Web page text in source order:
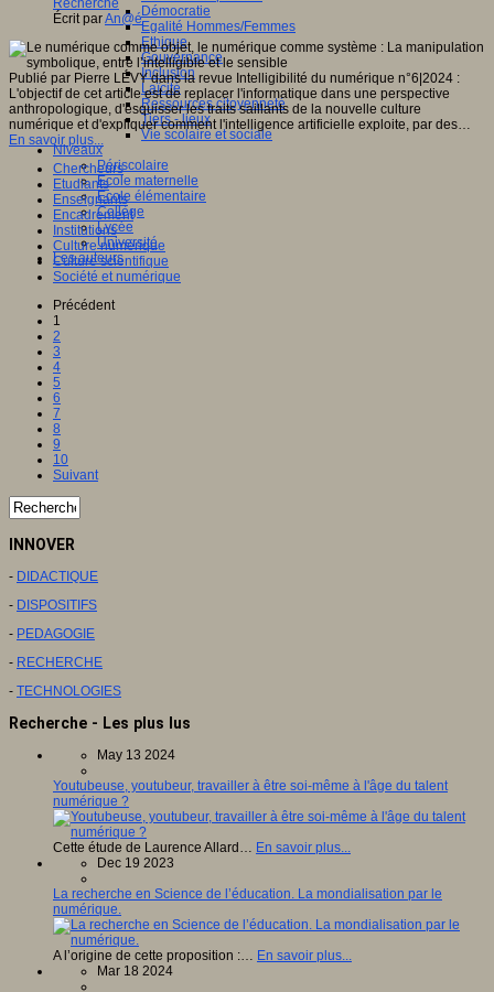
Démocratie
Egalité Hommes/Femmes
Ethique
Gouvernance
Inclusion
Laïcité
Ressources citoyenneté
Tiers - lieux
Vie scolaire et sociale
Niveaux
Périscolaire
Ecole maternelle
Ecole élémentaire
Collège
Lycée
Université
Les auteurs
Recherche
Écrit parAn@é
Publié par Pierre LÉVY dans la revue Intelligibilité du numérique n°6|2024 :
L'objectif de cet article est de replacer l'informatique dans une perspective
anthropologique, d'esquisser les traits saillants de la nouvelle culture
numérique et d'expliquer comment l'intelligence artificielle exploite, par des…
En savoir plus...
Chercheurs
Etudiants
Enseignants
Encadrement
Institutions
Culture numérique
Culture scientifique
Société et numérique
Précédent
1
2
3
4
5
6
7
8
9
10
Suivant
INNOVER
- DIDACTIQUE
- DISPOSITIFS
- PEDAGOGIE
- RECHERCHE
- TECHNOLOGIES
Recherche - Les plus lus
May 13 2024
Youtubeuse, youtubeur, travailler à être soi-même à l'âge du talent
numérique ?
Cette étude de Laurence Allard… En savoir plus...
Dec 19 2023
La recherche en Science de l’éducation. La mondialisation par le
numérique.
A l’origine de cette proposition :… En savoir plus...
Mar 18 2024